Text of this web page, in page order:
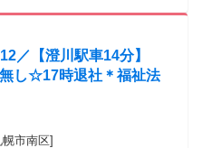
／【澄川駅車14分】
無し☆17時退社＊福祉法
市南区]